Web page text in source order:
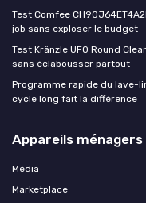
Test Comfee
job sans exploser le budget
Test Kränzle UFO Round
sans éclabousser partout
Programme rapide du lave-
cycle long fait la différence
Appareils ménagers
Média
Marketplace